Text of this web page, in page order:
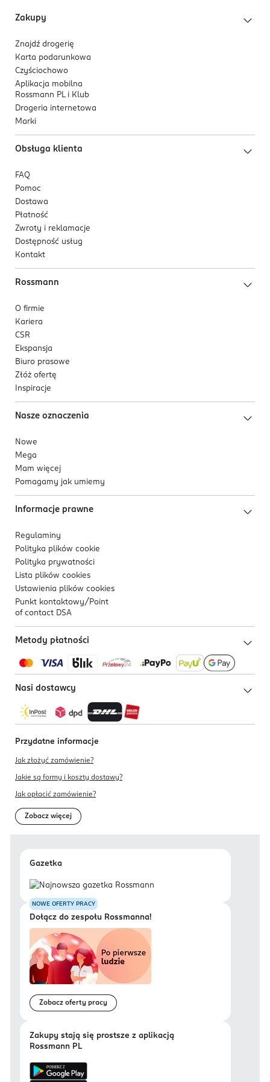
Zakupy
Znajdź drogerię
Karta podarunkowa
Czyściochowo
Aplikacja mobilna
Rossmann PL i Klub
Drogeria internetowa
Marki
Obsługa klienta
FAQ
Pomoc
Dostawa
Płatność
Zwroty i reklamacje
Dostępność usług
Kontakt
Rossmann
O firmie
Kariera
CSR
Ekspansja
Biuro prasowe
Złóż ofertę
Inspiracje
Nasze oznaczenia
Nowe
Mega
Mam więcej
Pomagamy jak umiemy
Informacje prawne
Regulaminy
Polityka plików cookie
Polityka prywatności
Lista plików cookies
Ustawienia plików cookies
Punkt kontaktowy/ Point
of contact DSA
Metody płatności
Nasi dostawcy
Przydatne informacje
Jak złożyć zamówienie?
Jakie są formy i koszty dostawy?
Jak opłacić zamówienie?
Zobacz więcej
Gazetka
NOWE OFERTY PRACY
Dołącz do zespołu Rossmanna!
Zobacz oferty pracy
Zakupy stają się prostsze z aplikacją
Rossmann PL